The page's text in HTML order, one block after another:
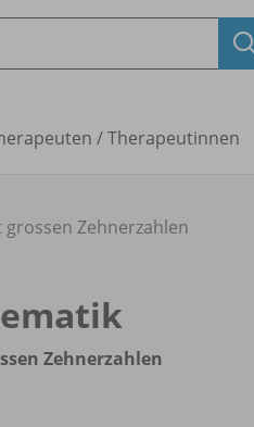
/Therapeutinnen
Zehnerzahlen
Zehnerzahlen